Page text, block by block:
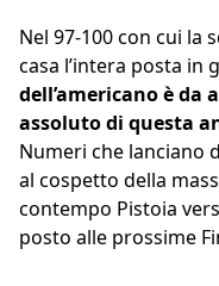
Nel 97-100 con cui la
casa l’intera posta in
dell’americano è da
assoluto di questa
Numeri che lanciano
al cospetto della
contempo Pistoia
posto alle prossime